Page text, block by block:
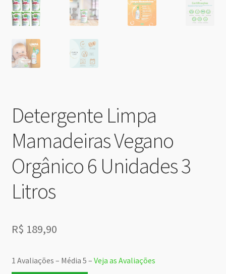
Detergente Limpa
Mamadeiras Vegano
Orgânico 6 Unidades 3
Litros
R$ 189,90
1 Avaliações – Média 5 – Veja as Avaliações